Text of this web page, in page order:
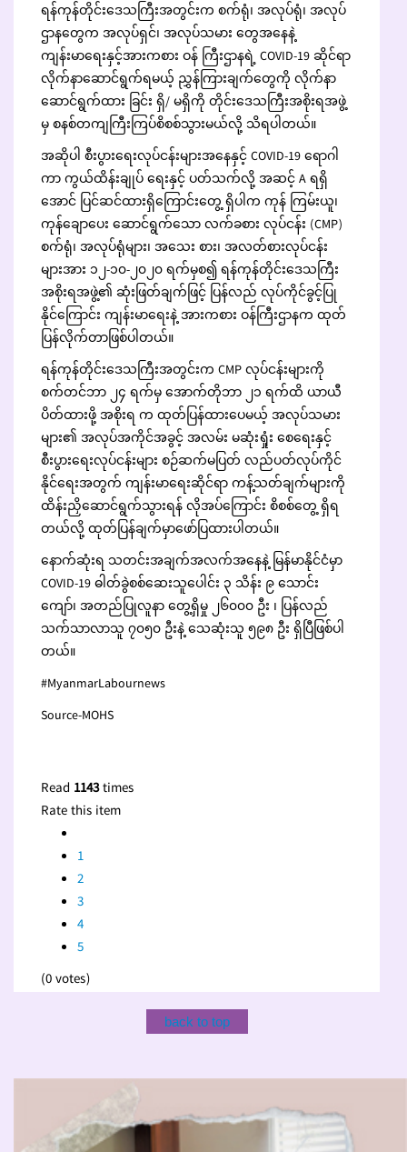
ရန်ကုန်တိုင်းဒေသကြီးအတွင်းက စက်ရုံ၊ အလုပ်ရုံ၊ အလုပ်
ဌာနတွေက အလုပ်ရှင်၊ အလုပ်သမား တွေအနေနဲ့
ကျန်းမာရေးနှင့်အားကစား ဝန် ကြီးဌာနရဲ့ COVID-19 ဆိုင်ရာ
လိုက်နာဆောင်ရွက်ရမယ့် ညွှန်ကြားချက်တွေကို လိုက်နာ
ဆောင်ရွက်ထား ခြင်း ရှိ/ မရှိကို တိုင်းဒေသကြီးအစိုးရအဖွဲ့
မှ စနစ်တကျကြီးကြပ်စိစစ်သွားမယ်လို့ သိရပါတယ်။
အဆိုပါ စီးပွားရေးလုပ်ငန်းများအနေနှင့် COVID-19 ရောဂါ
ကာ ကွယ်ထိန်းချုပ် ရေးနှင့် ပတ်သက်လို့ အဆင့် A ရရှိ
အောင် ပြင်ဆင်ထားရှိကြောင်းတွေ့ ရှိပါက ကုန် ကြမ်းယူ၊
ကုန်ချောပေး ဆောင်ရွက်သော လက်ခစား လုပ်ငန်း (CMP)
စက်ရုံ၊ အလုပ်ရုံများ၊ အသေး စား၊ အလတ်စားလုပ်ငန်း
များအား ၁၂-၁၀-၂၀၂၀ ရက်မှစ၍ ရန်ကုန်တိုင်းဒေသကြီး
အစိုးရအဖွဲ့၏ ဆုံးဖြတ်ချက်ဖြင့် ပြန်လည် လုပ်ကိုင်ခွင့်ပြု
နိုင်ကြောင်း ကျန်းမာရေးနဲ့ အားကစား ဝန်ကြီးဌာနက ထုတ်
ပြန်လိုက်တာဖြစ်ပါတယ်။
ရန်ကုန်တိုင်းဒေသကြီးအတွင်းက CMP လုပ်ငန်းများကို
စက်တင်ဘာ ၂၄ ရက်မှ အောက်တိုဘာ ၂၁ ရက်ထိ ယာယီ
ပိတ်ထားဖို့ အစိုးရ က ထုတ်ပြန်ထားပေမယ့် အလုပ်သမား
များ၏ အလုပ်အကိုင်အခွင့် အလမ်း မဆုံးရှုံး စေရေးနှင့်
စီးပွားရေးလုပ်ငန်းများ စဉ်ဆက်မပြတ် လည်ပတ်လုပ်ကိုင်
နိုင်ရေးအတွက် ကျန်းမာရေးဆိုင်ရာ ကန့်သတ်ချက်များကို
ထိန်းညှိဆောင်ရွက်သွားရန် လိုအပ်ကြောင်း စိစစ်တွေ့ ရှိရ
တယ်လို့ ထုတ်ပြန်ချက်မှာဖော်ပြထားပါတယ်။
နောက်ဆုံးရ သတင်းအချက်အလက်အနေနဲ့ မြန်မာနိုင်ငံမှာ
COVID-19 ဓါတ်ခွဲစစ်ဆေးသူပေါင်း ၃ သိန်း ၉ သောင်း
ကျော်၊ အတည်ပြုလူနာ တွေ့ရှိမှု ၂၆၀၀၀ ဦး ၊ ပြန်လည်
သက်သာလာသူ ၇၀၅၀ ဦးနဲ့ သေဆုံးသူ ၅၉၈ ဦး ရှိပြီဖြစ်ပါ
တယ်။
#MyanmarLabournews
Source-MOHS
Read 1143times
Rate this item
1
2
3
4
5
(0 votes)
back to top